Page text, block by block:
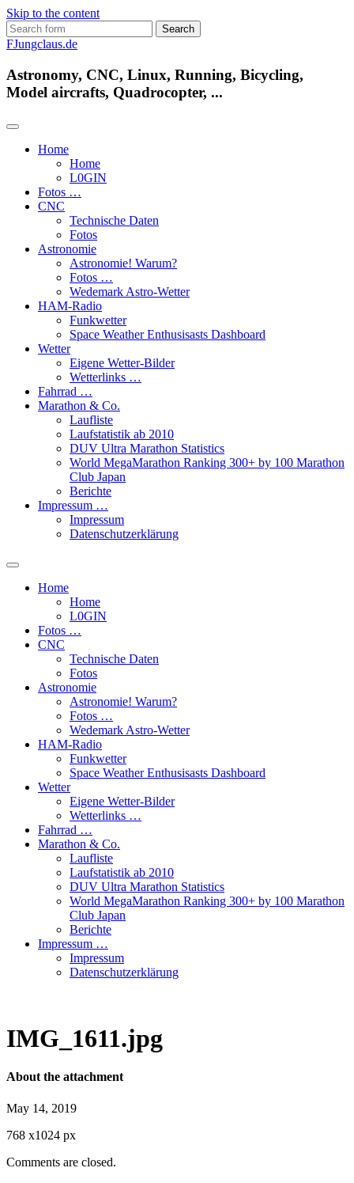
Skip to the content
Search
for:
FJungclaus.de
Astronomy, CNC, Linux, Running, Bicycling,
Model aircrafts, Quadrocopter, ...
Home
Home
L​0​​GIN
Fotos …
CNC
Technische Daten
Fotos
Astronomie
Astronomie! Warum?
Fotos …
Wedemark Astro-Wetter
HAM-Radio
Funkwetter
Space Weather Enthusisasts Dashboard
Wetter
Eigene Wetter-Bilder
Wetterlinks …
Fahrrad …
Marathon & Co.
Laufliste
Laufstatistik ab 2010
DUV Ultra Marathon Statistics
World MegaMarathon Ranking 300+ by 100 Marathon
Club Japan
Berichte
Impressum …
Impressum
Datenschutzerklärung
Toggle
search
field
Home
Home
L​0​​GIN
Fotos …
CNC
Technische Daten
Fotos
Astronomie
Astronomie! Warum?
Fotos …
Wedemark Astro-Wetter
HAM-Radio
Funkwetter
Space Weather Enthusisasts Dashboard
Wetter
Eigene Wetter-Bilder
Wetterlinks …
Fahrrad …
Marathon & Co.
Laufliste
Laufstatistik ab 2010
DUV Ultra Marathon Statistics
World MegaMarathon Ranking 300+ by 100 Marathon
Club Japan
Berichte
Impressum …
Impressum
Datenschutzerklärung
IMG_1611.jpg
About the attachment
May 14, 2019
768 x1024 px
Comments are closed.